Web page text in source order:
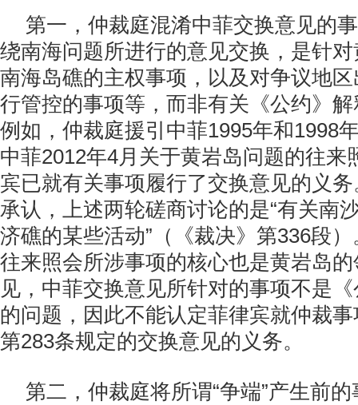
第一，仲裁庭混淆中菲交换意见的
绕南海问题所进行的意见交换，是针
南海岛礁的主权事项，以及对争议地
行管控的事项等，而非有关《公约》
例如，仲裁庭援引中菲1995年和1998
中菲2012年4月关于黄岩岛问题的往来
宾已就有关事项履行了交换意见的义
承认，上述两轮磋商讨论的是“有关南
济礁的某些活动”（《裁决》第336段
往来照会所涉事项的核心也是黄岩岛
见，中菲交换意见所针对的事项不是
的问题，因此不能认定菲律宾就仲裁
第283条规定的交换意见的义务。
第二，仲裁庭将所谓“争端”产生前